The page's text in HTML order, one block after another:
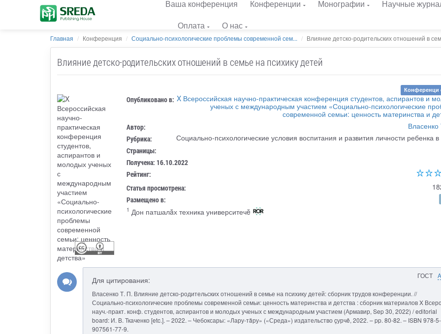
Ваша конференция Конференции Монографии
Научные
Оплата
О нас
Главная Конференция Социально-психологические проблемы современной сем... Влияние детско-родительских отношений в
Влияние детско-родительских отношений в семье на психику детей
Конференци
Опубликовано в: X Всероссийская научно-практическая конференция студентов, аспирантов и
ученых с международным участием «Социально-психологические
современной семьи: ценность материнства и
Автор:
Рубрика: Социально-психологические условия воспитания и развития личности ребенка
Страницы:
Получена: 16.10.2022
Рейтинг:
Статья просмотрена:
Размещено в:
1 Дон патшалăх техника университечĕ
ГОСТ
Для цитирования:
Власенко Т. П. Влияние детско-родительских отношений в семье на психику детей: сборник трудов конференции. //
Социально-психологические проблемы современной семьи: ценность материнства и детства : сборник материалов X
науч.-практ. конф. студентов, аспирантов и молодых ученых с международным участием (Армавир, Sep 30, 2022) / editorial
board: И. В. Ткаченко [etc.]. – 2022. – Чебоксары: «Лару-тăру» («Среда») издательство çурчě, 2022. – pp. 80-82. – ISBN 978-5-
907561-77-9.